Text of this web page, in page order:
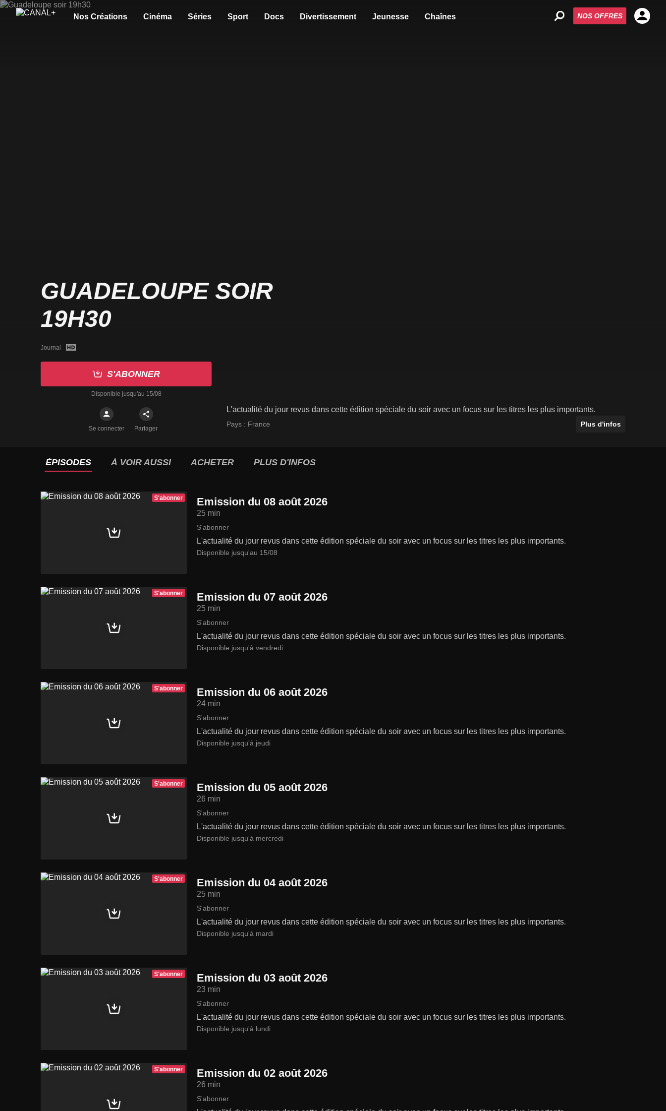
Nos Créations Cinéma Séries Sport Docs Divertissement Jeunesse Chaînes NOS OFFRES
GUADELOUPE SOIR
19H30
Journal
S'ABONNER
Disponible jusqu'au 15/08
Se connecter Partager
L'actualité du jour revus dans cette édition spéciale du soir avec un focus sur les titres les plus importants.
Pays : France Plus d'infos
ÉPISODES À VOIR AUSSI ACHETER PLUS D'INFOS
S'abonner Emission du 08 août 2026
25 min
S'abonner
L'actualité du jour revus dans cette édition spéciale du soir avec un focus sur les titres les plus importants.
Disponible jusqu'au 15/08
S'abonner Emission du 07 août 2026
25 min
S'abonner
L'actualité du jour revus dans cette édition spéciale du soir avec un focus sur les titres les plus importants.
Disponible jusqu'à vendredi
S'abonner Emission du 06 août 2026
24 min
S'abonner
L'actualité du jour revus dans cette édition spéciale du soir avec un focus sur les titres les plus importants.
Disponible jusqu'à jeudi
S'abonner Emission du 05 août 2026
26 min
S'abonner
L'actualité du jour revus dans cette édition spéciale du soir avec un focus sur les titres les plus importants.
Disponible jusqu'à mercredi
S'abonner Emission du 04 août 2026
25 min
S'abonner
L'actualité du jour revus dans cette édition spéciale du soir avec un focus sur les titres les plus importants.
Disponible jusqu'à mardi
S'abonner Emission du 03 août 2026
23 min
S'abonner
L'actualité du jour revus dans cette édition spéciale du soir avec un focus sur les titres les plus importants.
Disponible jusqu'à lundi
S'abonner Emission du 02 août 2026
26 min
S'abonner